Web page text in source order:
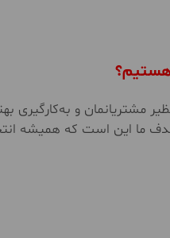
هستیم؟
مشتریانمان و به‌کارگیری
ما این است که همیشه